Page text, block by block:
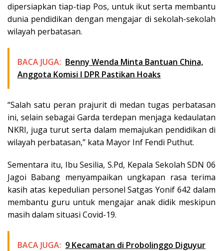
dipersiapkan tiap-tiap Pos, untuk ikut serta membantu
dunia pendidikan dengan mengajar di sekolah-sekolah
wilayah perbatasan.
BACA JUGA: Benny Wenda Minta Bantuan China,
Anggota Komisi I DPR Pastikan Hoaks
“Salah satu peran prajurit di medan tugas perbatasan
ini, selain sebagai Garda terdepan menjaga kedaulatan
NKRI, juga turut serta dalam memajukan pendidikan di
wilayah perbatasan,” kata Mayor Inf Fendi Puthut.
Sementara itu, Ibu Sesilia, S.Pd, Kepala Sekolah SDN 06
Jagoi Babang menyampaikan ungkapan rasa terima
kasih atas kepedulian personel Satgas Yonif 642 dalam
membantu guru untuk mengajar anak didik meskipun
masih dalam situasi Covid-19.
BACA JUGA: 9 Kecamatan di Probolinggo Diguyur